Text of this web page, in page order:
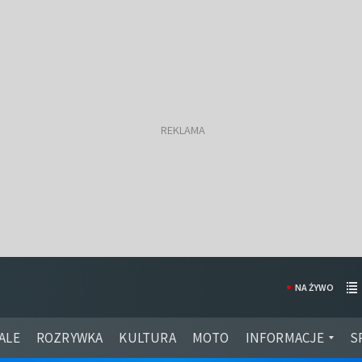
ROZRYWKA KULTURA MOTO INFORMACJE
NA ŻYWO